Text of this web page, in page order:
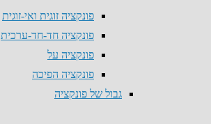
פונקציה זוגית ואי-זוגית
פונקציה חד-חד-ערכית
פונקציה על
פונקציה הפיכה
גבול של פונקציה